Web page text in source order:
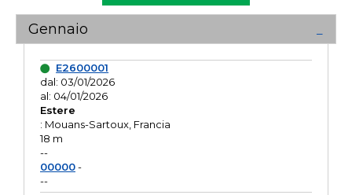
Gennaio
E2600001
dal: 03/01/2026
al: 04/01/2026
Estere
: Mouans-Sartoux, Francia
18 m
--
00000-
--